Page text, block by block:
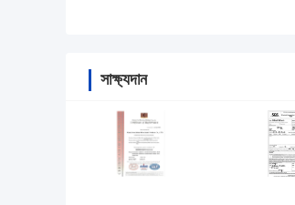
সাক্ষ্যদান